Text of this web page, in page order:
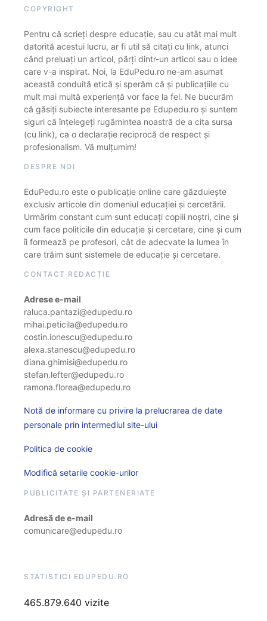
COPYRIGHT
Pentru că scrieți despre educație, sau cu atât mai mult
datorită acestui lucru, ar fi util să citați cu link, atunci
când preluați un articol, părți dintr-un articol sau o idee
care v-a inspirat. Noi, la EduPedu.ro ne-am asumat
această conduită etică și sperăm că și publicațiile cu
mult mai multă experiență vor face la fel. Ne bucurăm
că găsiți subiecte interesante pe Edupedu.ro și suntem
siguri că înțelegeți rugămintea noastră de a cita sursa
(cu link), ca o declarație reciprocă de respect și
profesionalism. Vă mulțumim!
DESPRE NOI
EduPedu.ro este o publicație online care găzduiește
exclusiv articole din domeniul educației și cercetării.
Urmărim constant cum sunt educați copiii noștri, cine și
cum face politicile din educație și cercetare, cine și cum
îi formează pe profesori, cât de adecvate la lumea în
care trăim sunt sistemele de educație și cercetare.
CONTACT REDACȚIE
Adrese e-mail
raluca.pantazi@edupedu.ro
mihai.peticila@edupedu.ro
costin.ionescu@edupedu.ro
alexa.stanescu@edupedu.ro
diana.ghimisi@edupedu.ro
stefan.lefter@edupedu.ro
ramona.florea@edupedu.ro
Notă de informare cu privire la prelucrarea de date
personale prin intermediul site-ului
Politica de cookie
Modifică setarile cookie-urilor
PUBLICITATE ȘI PARTENERIATE
Adresă de e-mail
comunicare@edupedu.ro
STATISTICI EDUPEDU.RO
465.879.640 vizite